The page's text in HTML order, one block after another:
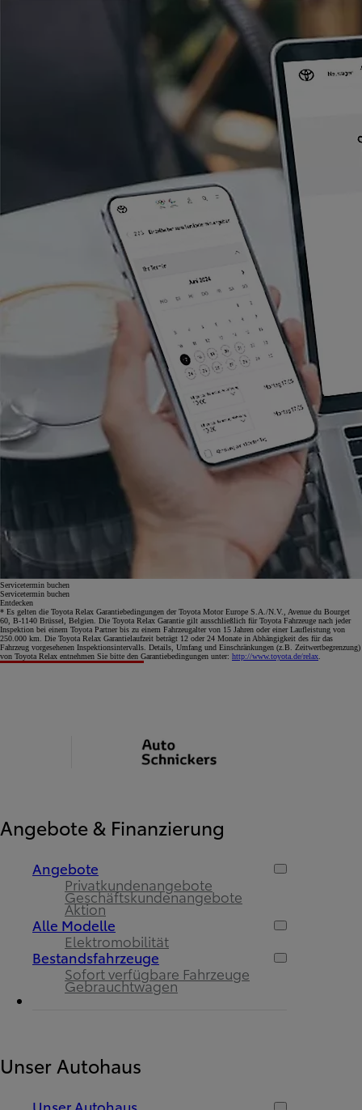
Servicetermin buchen
Servicetermin buchen
Entdecken
* Es gelten die Toyota Relax Garantiebedingungen der Toyota Motor Europe S.A./N.V., Avenue du Bourget
60, B-1140 Brüssel, Belgien. Die Toyota Relax Garantie gilt ausschließlich für Toyota Fahrzeuge nach jeder
Inspektion bei einem Toyota Partner bis zu einem Fahrzeugalter von 15 Jahren oder einer Laufleistung von
250.000 km. Die Toyota Relax Garantielaufzeit beträgt 12 oder 24 Monate in Abhängigkeit des für das
Fahrzeug vorgesehenen Inspektionsintervalls. Details, Umfang und Einschränkungen (z.B. Zeitwertbegrenzung)
von Toyota Relax entnehmen Sie bitte den Garantiebedingungen unter: http://www.toyota.de/relax.
Angebote & Finanzierung
Angebote
Privatkundenangebote
Geschäftskundenangebote
Aktion
Alle Modelle
Elektromobilität
Bestandsfahrzeuge
Sofort verfügbare Fahrzeuge
Gebrauchtwagen
Unser Autohaus